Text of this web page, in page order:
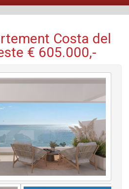
Costa del
€ 605.000,-